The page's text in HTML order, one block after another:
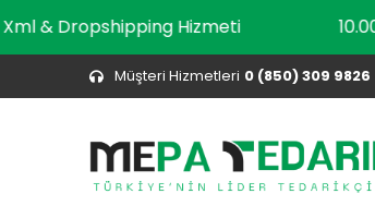
Xml & Dropshipping Hizmeti
Müşteri Hizmetleri 0 (850) 309 9826